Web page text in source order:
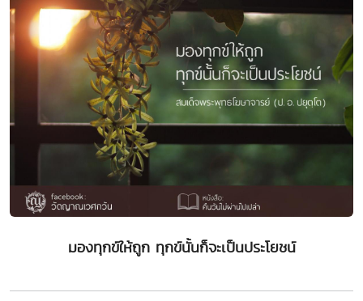
มองทุกข์ให้ถูก ทุกข์นั้นก็จะเป็นประโยชน์